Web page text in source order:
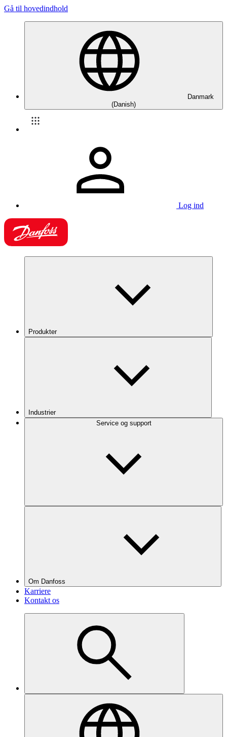
Gå til hovedindhold
Danmark
(Danish)
Log ind
Produkter
Industrier
Service og support
Om Danfoss
Karriere
Kontakt os